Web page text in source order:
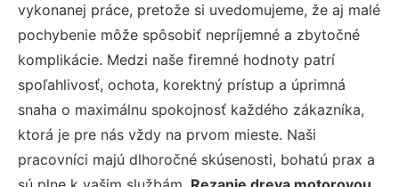
vykonanej práce, pretože si uvedomujeme, že aj malé
pochybenie môže spôsobiť nepríjemné a zbytočné
komplikácie. Medzi naše firemné hodnoty patrí
spoľahlivosť, ochota, korektný prístup a úprimná
snaha o maximálnu spokojnosť každého zákazníka,
ktorá je pre nás vždy na prvom mieste. Naši
pracovníci majú dlhoročné skúsenosti, bohatú prax a